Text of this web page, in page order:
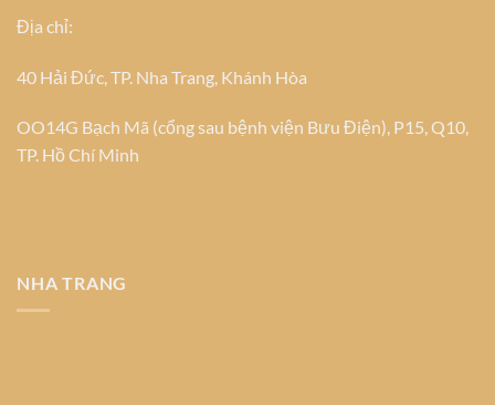
Địa chỉ:
40 Hải Đức, TP. Nha Trang, Khánh Hòa
OO14G Bạch Mã (cổng sau bệnh viện Bưu Điện), P15, Q10,
TP. Hồ Chí Minh
NHA TRANG